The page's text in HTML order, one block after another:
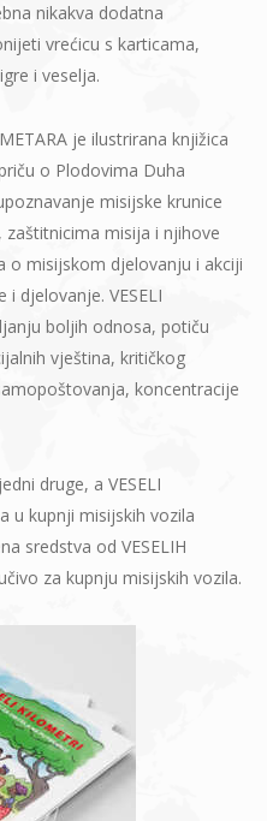
nikakva dodatna
vrećicu s karticama,
i veselja.
je ilustrirana knjižica
o Plodovima Duha
misijske krunice
misija i njihove
o misijskom djelovanju i akciji
djelovanje. VESELI
boljih odnosa, potiču
vještina, kritičkog
koncentracije
druge, a VESELI
u kupnji misijskih vozila
sredstva od VESELIH
za kupnju misijskih vozila.